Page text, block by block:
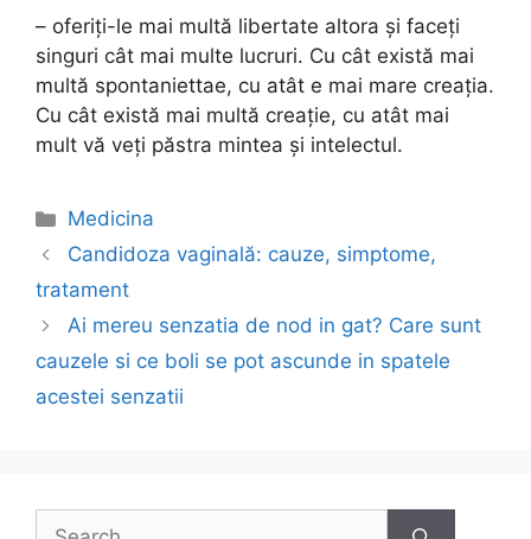
– oferiți-le mai multă libertate altora și faceți
singuri cât mai multe lucruri. Cu cât există mai
multă spontaniettae, cu atât e mai mare creația.
Cu cât există mai multă creație, cu atât mai
mult vă veți păstra mintea și intelectul.
Categories
Medicina
Post
navigation
Candidoza vaginală: cauze, simptome,
tratament
Ai mereu senzatia de nod in gat? Care sunt
cauzele si ce boli se pot ascunde in spatele
acestei senzatii
Search